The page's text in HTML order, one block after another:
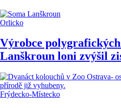
Orlicko
Výrobce
Lanškroun loni zvýšil
Frýdecko-Místecko